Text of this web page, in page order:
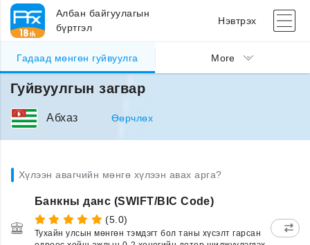
Албан байгуулагын
бүртгэл
Нэвтрэх
Гадаад мөнгөн гуйвуулга More
Гуйвуулгын загвар
Абхаз Өөрчлөх
Хүлээн авагчийн мөнгө хүлээн авах арга?
Банкны данс (SWIFT/BIC Code)
(5.0)
Тухайн улсын мөнгөн тэмдэгт бол таны хүсэлт гарсан